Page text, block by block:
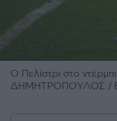
Ο Πελίστρι στο
ΔΗΜΗΤΡΟΠΟΥΛΟΣ /